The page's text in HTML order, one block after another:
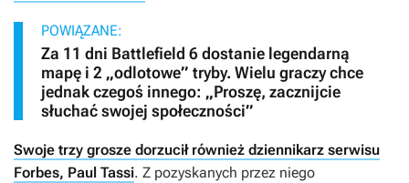
POWIĄZANE:
Za 11 dni Battlefield 6 dostanie legendarną
mapę i 2 „odlotowe” tryby. Wielu graczy chce
jednak czegoś innego: „Proszę, zacznijcie
słuchać swojej społeczności”
Swoje trzy grosze dorzucił również dziennikarz serwisu
Forbes, Paul Tassi. Z pozyskanych przez niego